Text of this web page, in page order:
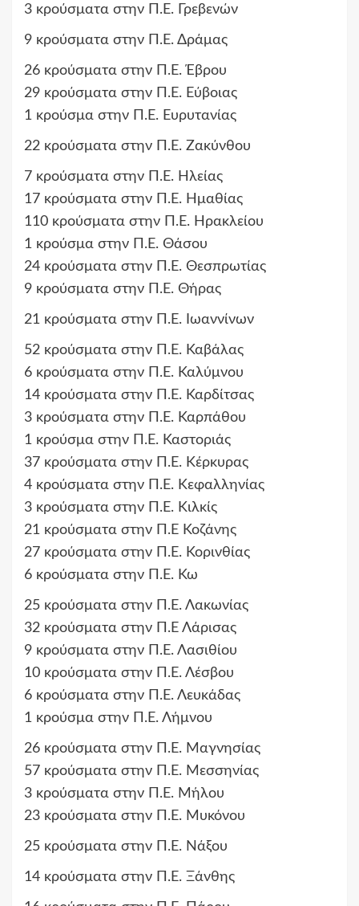
3 κρούσματα στην Π.Ε. Γρεβενών
9 κρούσματα στην Π.Ε. Δράμας
26 κρούσματα στην Π.Ε. Έβρου
29 κρούσματα στην Π.Ε. Εύβοιας
1 κρούσμα στην Π.Ε. Ευρυτανίας
22 κρούσματα στην Π.Ε. Ζακύνθου
7 κρούσματα στην Π.Ε. Ηλείας
17 κρούσματα στην Π.Ε. Ημαθίας
110 κρούσματα στην Π.Ε. Ηρακλείου
1 κρούσμα στην Π.Ε. Θάσου
24 κρούσματα στην Π.Ε. Θεσπρωτίας
9 κρούσματα στην Π.Ε. Θήρας
21 κρούσματα στην Π.Ε. Ιωαννίνων
52 κρούσματα στην Π.Ε. Καβάλας
6 κρούσματα στην Π.Ε. Καλύμνου
14 κρούσματα στην Π.Ε. Καρδίτσας
3 κρούσματα στην Π.Ε. Καρπάθου
1 κρούσμα στην Π.Ε. Καστοριάς
37 κρούσματα στην Π.Ε. Κέρκυρας
4 κρούσματα στην Π.Ε. Κεφαλληνίας
3 κρούσματα στην Π.Ε. Κιλκίς
21 κρούσματα στην Π.Ε Κοζάνης
27 κρούσματα στην Π.Ε. Κορινθίας
6 κρούσματα στην Π.Ε. Κω
25 κρούσματα στην Π.Ε. Λακωνίας
32 κρούσματα στην Π.Ε Λάρισας
9 κρούσματα στην Π.Ε. Λασιθίου
10 κρούσματα στην Π.Ε. Λέσβου
6 κρούσματα στην Π.Ε. Λευκάδας
1 κρούσμα στην Π.Ε. Λήμνου
26 κρούσματα στην Π.Ε. Μαγνησίας
57 κρούσματα στην Π.Ε. Μεσσηνίας
3 κρούσματα στην Π.Ε. Μήλου
23 κρούσματα στην Π.Ε. Μυκόνου
25 κρούσματα στην Π.Ε. Νάξου
14 κρούσματα στην Π.Ε. Ξάνθης